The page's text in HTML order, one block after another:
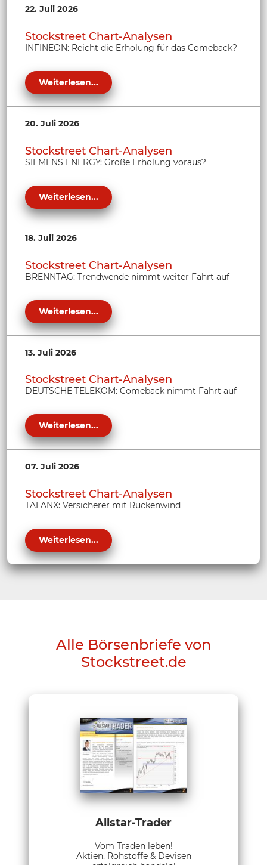
22. Juli 2026
Stockstreet Chart-Analysen
INFINEON: Reicht die Erholung für das Comeback?
Weiterlesen...
20. Juli 2026
Stockstreet Chart-Analysen
SIEMENS ENERGY: Große Erholung voraus?
Weiterlesen...
18. Juli 2026
Stockstreet Chart-Analysen
BRENNTAG: Trendwende nimmt weiter Fahrt auf
Weiterlesen...
13. Juli 2026
Stockstreet Chart-Analysen
DEUTSCHE TELEKOM: Comeback nimmt Fahrt auf
Weiterlesen...
07. Juli 2026
Stockstreet Chart-Analysen
TALANX: Versicherer mit Rückenwind
Weiterlesen...
Alle Börsenbriefe von
Stockstreet.de
Allstar-Trader
Vom Traden leben!
Aktien, Rohstoffe & Devisen